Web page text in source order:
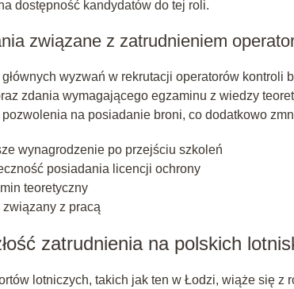
dostępność kandydatów do tej roli.
związane z zatrudnieniem
wyzwań w rekrutacji operatorów
zdania wymagającego egzaminu z wiedzy
na posiadanie broni, co dodatkowo
wynagrodzenie po przejściu szkoleń
posiadania licencji ochrony
teoretyczny
związany z pracą
zatrudnienia na polskich
lotniczych, takich jak ten w Łodzi, wiąże się